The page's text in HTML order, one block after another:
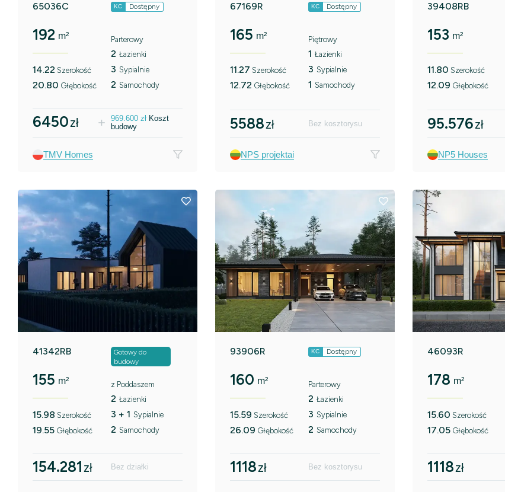
65036C KC Dostępny
192 m²
14.22 Szerokość
20.80 Głębokość
Parterowy
2 Łazienki
3 Sypialnie
2 Samochody
6450zł 969.600 zł Koszt
budowy
TMV Homes
67169R KC Dostępny
165 m²
11.27 Szerokość
12.72 Głębokość
Piętrowy
1 Łazienki
3 Sypialnie
1 Samochody
5588zł Bez kosztorysu
NPS projektai
39408RB
153 m²
11.80 Szerokość
12.09 Głębokość
95.576zł
NP5 Houses
41342RB
Gotowy do
budowy
155 m²
15.98 Szerokość
19.55 Głębokość
z Poddaszem
2 Łazienki
3 + 1 Sypialnie
2 Samochody
154.281 zł Bez działki
93906R KC Dostępny
160 m²
15.59 Szerokość
26.09 Głębokość
Parterowy
2 Łazienki
3 Sypialnie
2 Samochody
1118zł Bez kosztorysu
46093R
178 m²
15.60 Szerokość
17.05 Głębokość
1118zł